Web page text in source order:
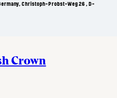
Christoph-Probst-Weg 26 , D-
Crown